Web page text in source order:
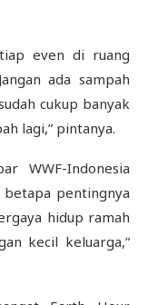
even di ruang
ada sampah
cukup banyak
lagi,” pintanya.
WWF-Indonesia
pentingnya
hidup ramah
kecil keluarga,”